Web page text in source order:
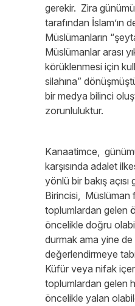
gerekir. Zira
tarafından İslam’ın
Müslümanların
Müslümanlar arası
körüklenmesi için
silahına”
bir medya bilinci
zorunluluktur.
Kanaatimce,
karşısında adalet
yönlü bir bakış
Birincisi, Müslüman
toplumlardan gelen
öncelikle doğru
durmak ama yine de
değerlendirmeye
Küfür veya nifak
toplumlardan gelen
öncelikle yalan